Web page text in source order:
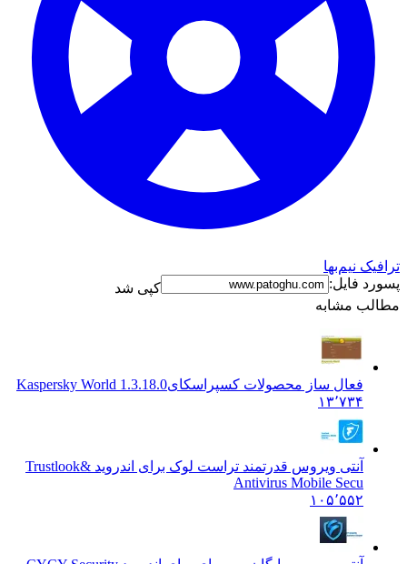
نیم‌بها
فایل:
کپی شد
مشابه
فعال ساز محصولات کسپراسکای Kaspersky World 1.3.18.0
۱۳٬۷۳۴
آنتی ویروس قدرتمند تراست لوک برای اندروید &Trustlook
Antivirus Mobile Secu
۱۰۵٬۵۵۲